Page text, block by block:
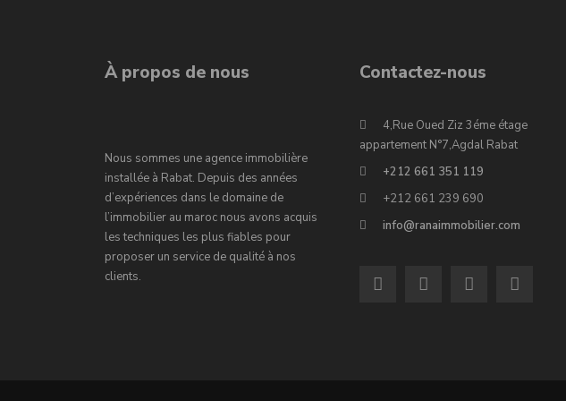
À propos de nous
Nous sommes une agence immobilière
installée à Rabat. Depuis des années
d’expériences dans le domaine de
l’immobilier au maroc nous avons acquis
les techniques les plus fiables pour
proposer un service de qualité à nos
clients.
Contactez-nous
4,Rue Oued Ziz 3éme étage
appartement N°7,Agdal Rabat
+212 661 351 119
+212 661 239 690
info@ranaimmobilier.com